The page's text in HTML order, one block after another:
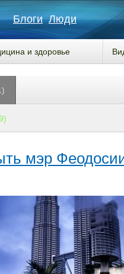
Блоги Люди
и здоровье
мэр